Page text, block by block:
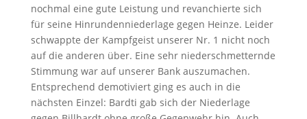
nochmal eine gute Leistung und revanchierte sich
für seine Hinrundenniederlage gegen Heinze. Leider
schwappte der Kampfgeist unserer Nr. 1 nicht noch
auf die anderen über. Eine sehr niederschmetternde
Stimmung war auf unserer Bank auszumachen.
Entsprechend demotiviert ging es auch in die
nächsten Einzel: Bardti gab sich der Niederlage